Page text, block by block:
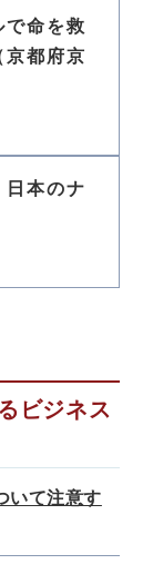
で命を救
京都府京
日本のナ
ビジネス
いて注意す